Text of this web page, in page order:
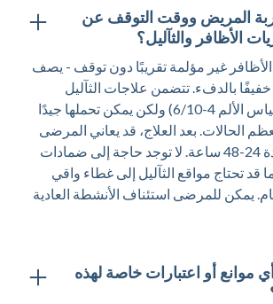
المريض ووقت التوقف عن
الأظافر والثآليل؟
غير مؤلمة تقريبًا دون توقف - يصف
بالدفء. تتضمن علاجات الثآليل
إزعاجًا معتدلًا (مقياس الألم 4-6/10) ولكن يمكن تحملها جيدًا
الحالات. بعد العلاج، قد يعاني المرضى
من ألم خفيف لمدة 24-48 ساعة. لا توجد حاجة إلى ضمادات
قد تحتاج مواقع الثآليل إلى غطاء واقي
لمدة 2-3 أيام. يمكن للمرضى استئناف الأنشطة العادية
موانع أو اعتبارات خاصة لهذه